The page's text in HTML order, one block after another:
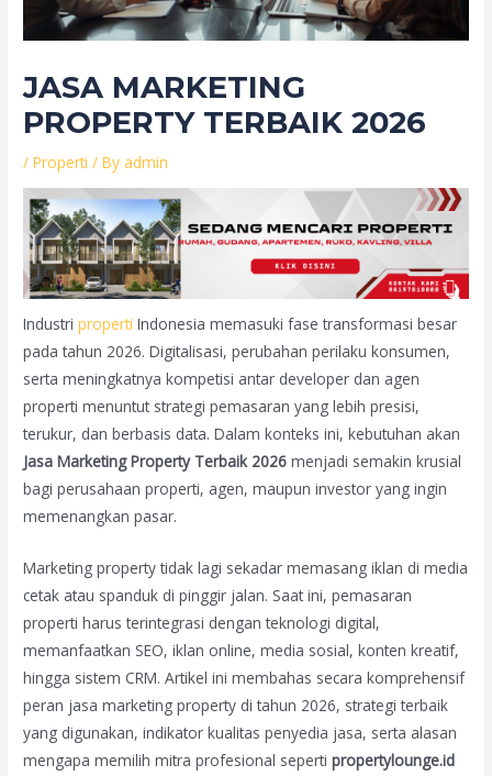
JASA MARKETING
PROPERTY TERBAIK 2026
/Properti / By admin
Industriproperti Indonesia memasuki fase transformasi besar
pada tahun 2026. Digitalisasi, perubahan perilaku konsumen,
serta meningkatnya kompetisi antar developer dan agen
properti menuntut strategi pemasaran yang lebih presisi,
terukur, dan berbasis data. Dalam konteks ini, kebutuhan akan
Jasa Marketing Property Terbaik 2026 menjadi semakin krusial
bagi perusahaan properti, agen, maupun investor yang ingin
memenangkan pasar.
Marketing property tidak lagi sekadar memasang iklan di media
cetak atau spanduk di pinggir jalan. Saat ini, pemasaran
properti harus terintegrasi dengan teknologi digital,
memanfaatkan SEO, iklan online, media sosial, konten kreatif,
hingga sistem CRM. Artikel ini membahas secara komprehensif
peran jasa marketing property di tahun 2026, strategi terbaik
yang digunakan, indikator kualitas penyedia jasa, serta alasan
mengapa memilih mitra profesional sepertipropertylounge.id